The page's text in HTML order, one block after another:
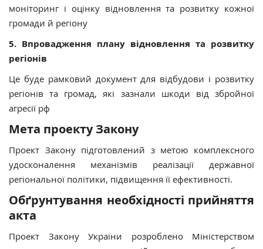
моніторинг і оцінку відновлення та розвитку кожної
громади й регіону
5. Впровадження плану відновлення та розвитку
регіонів
Це буде рамковий документ для відбудови і розвитку
регіонів та громад, які зазнали шкоди від збройної
агресії рф
Мета проекту Закону
Проект Закону підготовлений з метою комплексного
удосконалення механізмів реалізації державної
регіональної політики, підвищення її ефективності.
Обґрунтування необхідності прийняття
акта
Проект Закону України розроблено Міністерством